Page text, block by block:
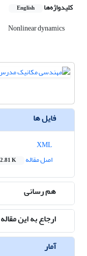
کلیدواژه‌ها English
Nonlinear dynamics
فایل ها
اصل مقاله
K
هم رسانی
ارجاع به این مقاله
آمار